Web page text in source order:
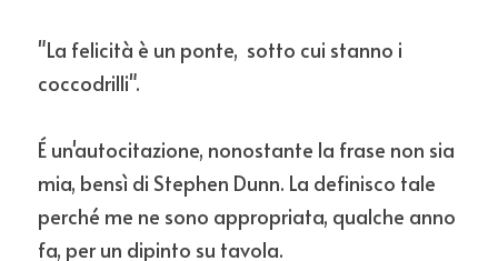
"La felicità è un ponte,  sotto cui stanno i
coccodrilli".
É un'autocitazione, nonostante la frase non sia
mia, bensì di Stephen Dunn. La definisco tale
perché me ne sono appropriata, qualche anno
fa, per un dipinto su tavola.